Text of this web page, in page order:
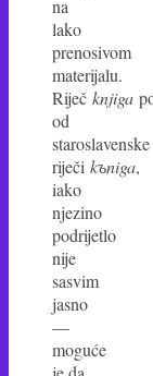
na
lako
prenosivom
materijalu.
Riječ knjiga
od
staroslavenske
riječi kъniga,
iako
njezino
podrijetlo
nije
sasvim
jasno
—
moguće